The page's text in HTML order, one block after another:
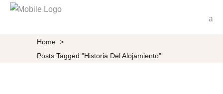
Home >
Posts Tagged "historia Del Alojamiento"